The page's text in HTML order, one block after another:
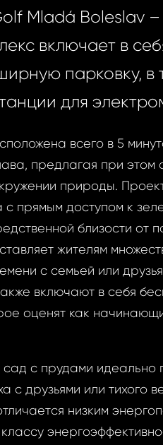
Mladá Boleslav
включает в
парковку, в
для
всего в 5
предлагая при этом
природы.
прямым доступом к
близости от
жителям
с семьей или
включают в себя
оценят как
с прудами идеально
с друзьями или тихого
низким